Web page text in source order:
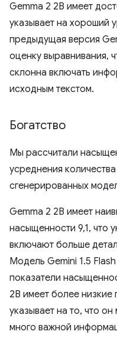
Gemma 2 2B имеет
указывает на хороший
предыдущая версия
оценку выравнивания,
склонна включать
исходным текстом.
Богатство
Мы рассчитали
усреднения
сгенерированных
Gemma 2 2B имеет
насыщенности 9,1, что
включают больше
Модель Gemini 1.5
показатели
2B имеет более
указывает на то, что
много важной